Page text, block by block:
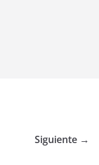
Siguiente →